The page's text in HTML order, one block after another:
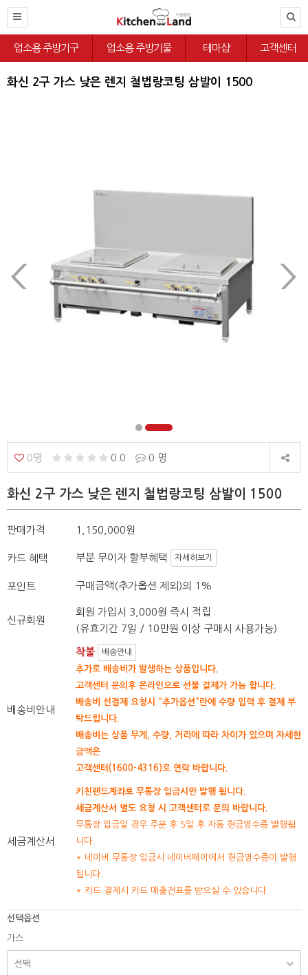
업소용 주방기구 업소용 주방기물 테마샵 고객센터
화신 2구 가스 낮은 렌지 철법랑코팅 삼발이 1500
0명 0.0 0 명
화신 2구 가스 낮은 렌지 철법랑코팅 삼발이 1500
판매가격 1,150,000원
카드 혜택 부분 무이자 할부혜택 자세히보기
포인트 구매금액(추가옵션 제외)의 1%
신규회원
회원 가입시 3,000원 즉시 적립
(유효기간 7일 / 10만원 이상 구매시 사용가능)
배송비안내
착불 배송안내
추가로 배송비가 발생하는 상품입니다.
고객센터 문의후 온라인으로 선불 결제가 가능 합니다.
배송비 선결제 요청시 "추가옵션"란에 수량 입력 후 결제 부
탁드립니다.
배송비는 상품 무게, 수량, 거리에 따라 차이가 있으며 자세한
금액은
고객센터(1600-4316)로 연락 바랍니다.
세금계산서
키친랜드계좌로 무통장 입금시만 발행 됩니다.
세금계산서 별도 요청 시 고객센터로 문의 바랍니다.
무통장 입금일 경우 주문 후 5일 후 자동 현금영수증 발행됩
니다.
* 네이버 무통장 입금시 네이버페이에서 현금영수증이 발행
됩니다.
* 카드 결제시 카드 매출전표를 받으실 수 있습니다.
선택옵션
가스